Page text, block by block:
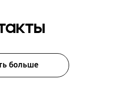
больше